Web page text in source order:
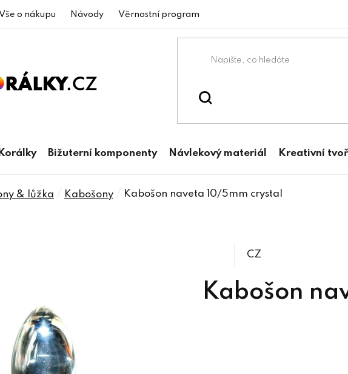
Vše o nákupu Návody Věrnostní program
Korálky Bižuterní komponenty Návlekový materiál Kreativní
& lůžka Kabošony Kabošon naveta 10/5mm crystal
Kabošon
CZ